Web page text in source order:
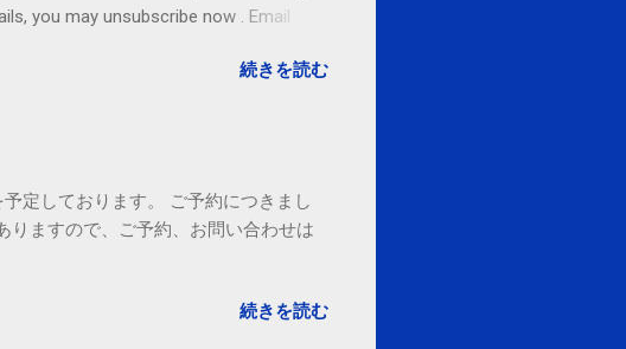
you may unsubscribe now . Email
続きを読む
定しております。 ご予約につきまし
りますので、ご予約、お問い合わせは
続きを読む